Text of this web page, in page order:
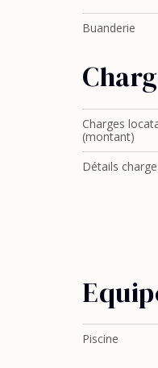
Buanderie
Charges
(montant)
Détails
Piscine